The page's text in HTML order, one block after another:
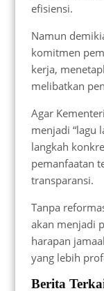
efisiensi.
Namun
komitmen
kerja,
melibatkan
Agar
menjadi “lagu
langkah
pemanfaatan
transparansi.
Tanpa
akan menjadi
harapan
yang lebih
Berita